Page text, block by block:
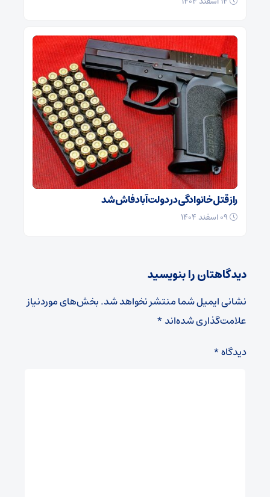
راز قتل خانوادگی در دولت‌آباد فاش شد
دیدگاهتان را بنویسید
نشانی ایمیل شما منتشر نخواهد شد.بخش‌های موردنیاز
علامت‌گذاری شده‌اند*
دیدگاه*